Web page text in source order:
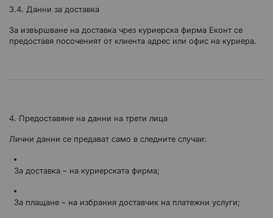
3.4. Данни за доставка
За извършване на доставка чрез куриерска фирма Еконт се
предоставя посоченият от клиента адрес или офис на куриера.
4. Предоставяне на данни на трети лица
Лични данни се предават само в следните случаи:
За доставка – на куриерската фирма;
За плащане – на избрания доставчик на платежни услуги;